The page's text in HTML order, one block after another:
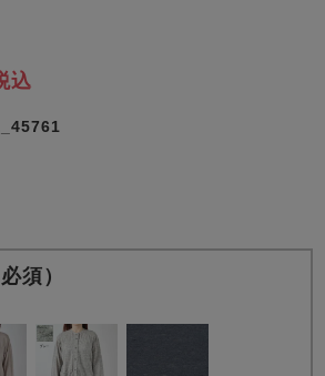
節のパジャマ一覧はこちら
ズ
込
須）